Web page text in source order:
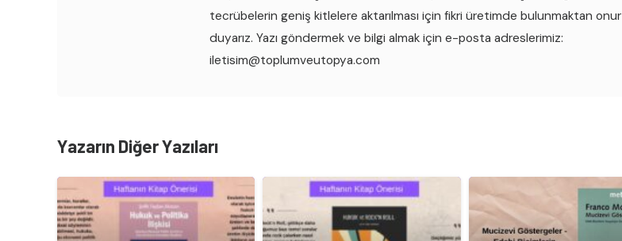
tecrübelerin geniş kitlelere aktarılması için fikri üretimde bulunmaktan onur
duyarız. Yazı göndermek ve bilgi almak için e-posta adreslerimiz:
iletisim@toplumveutopya.com
Yazarın Diğer Yazıları